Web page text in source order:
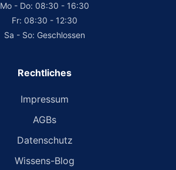
Mo - Do: 08:30 - 16:30
Fr: 08:30 - 12:30
Sa - So: Geschlossen
Rechtliches
Impressum
AGBs
Datenschutz
Wissens-Blog